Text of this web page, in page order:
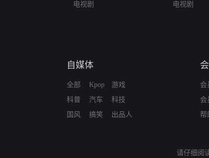
电视剧
电视剧
自媒体
全部
科普
国风
Kpop
汽车
搞笑
游戏
科技
出品人
会
会
帮
请仔细阅